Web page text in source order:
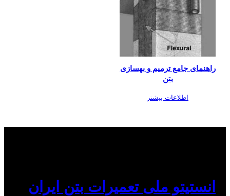
راهنمای جامع ترمیم و بهسازی
بتن
اطلاعات بیشتر
انستیتو ملی تعمیرات بتن ایران